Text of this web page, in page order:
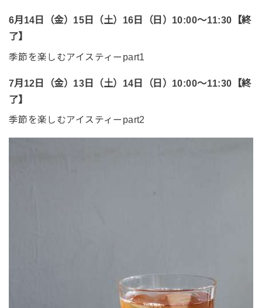
6月14日（金）15日（土）16日（日）10:00～11:30【終
了】
季節を楽しむアイスティーpart1
7月12日（金）13日（土）14日（日）10:00～11:30【終
了】
季節を楽しむアイスティーpart2